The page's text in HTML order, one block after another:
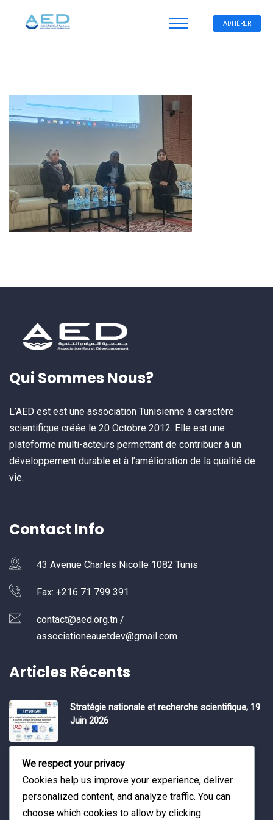
ADHÉRER
Qui Sommes Nous?
L’AED est est une association Tunisienne à caractère
scientifique créée le 20 Octobre 2012. Elle est une
plateforme multi-acteurs permettant de contribuer à un
développement durable et à l’amélioration de la qualité de
vie.
Contact Info
43 Avenue Charles Nicolle 1082 Tunis
Fax: +216 71 799 391
contact@aed.org.tn /
associationeauetdev@gmail.com
Articles Récents
Stratégie nationale et recherche scientifique, 19
Juin 2026
Water Expo 2026, 5,6 et 7 Mai 2026
Workshop on “INTEGRATED GROUNDWATER
We respect your privacy
Cookies help us improve your experience, deliver
personalized content, and analyze traffic. You can
choose which cookies to allow by clicking